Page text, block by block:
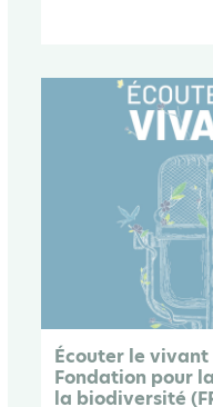
Écouter le vivant
Fondation pour
la biodiversité